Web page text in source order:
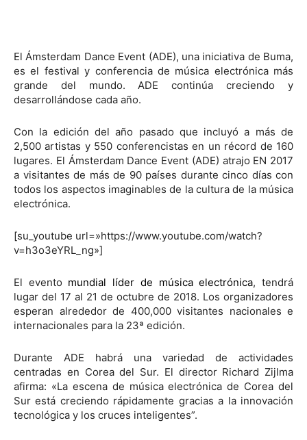
El Ámsterdam Dance Event (ADE), una iniciativa de Buma,
es el festival y conferencia de música electrónica más
grande del mundo. ADE continúa creciendo y
desarrollándose cada año.
Con la edición del año pasado que incluyó a más de
2,500 artistas y 550 conferencistas en un récord de 160
lugares. El Ámsterdam Dance Event (ADE) atrajo EN 2017
a visitantes de más de 90 países durante cinco días con
todos los aspectos imaginables de la cultura de la música
electrónica.
[su_youtube url=»https://www.youtube.com/watch?
v=h3o3eYRL_ng»]
El evento mundial líder de música electrónica, tendrá
lugar del 17 al 21 de octubre de 2018. Los organizadores
esperan alrededor de 400,000 visitantes nacionales e
internacionales para la 23ª edición.
Durante ADE habrá una variedad de actividades
centradas en Corea del Sur. El director Richard Zijlma
afirma: «La escena de música electrónica de Corea del
Sur está creciendo rápidamente gracias a la innovación
tecnológica y los cruces inteligentes”.